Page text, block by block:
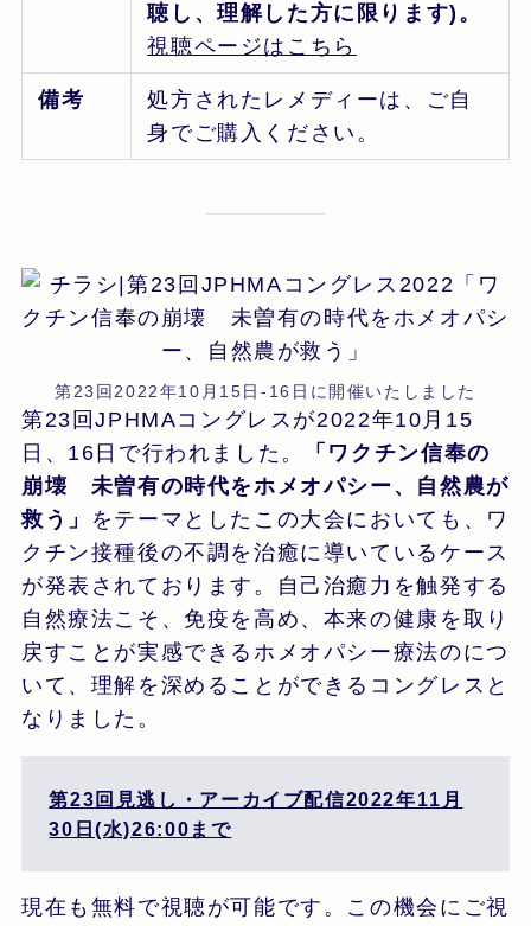
聴し、理解した方に限ります)。
視聴ページはこちら
備考
処方されたレメディーは、ご自
身でご購入ください。
第23回2022年10月15日-16日に開催いたしました
第23回JPHMAコングレスが2022年10月15
日、16日で行われました。
「ワクチン信奉の
崩壊 未曽有の時代をホメオパシー、自然農が
救う」
をテーマとしたこの大会においても、ワ
クチン接種後の不調を治癒に導いているケース
が発表されております。自己治癒力を触発する
自然療法こそ、免疫を高め、本来の健康を取り
戻すことが実感できるホメオパシー療法のにつ
いて、理解を深めることができるコングレスと
なりました。
第23回見逃し・アーカイブ配信2022年11月
30日(水)26:00まで
現在も無料で視聴が可能です。この機会にご視